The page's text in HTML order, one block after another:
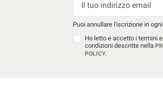
Puoi annullare l'iscrizione in
Ho letto e accetto i termini
condizioni descritte nella
POLICY.